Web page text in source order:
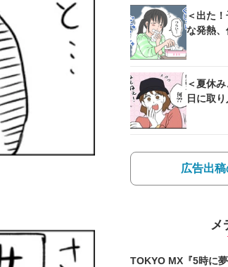
＜出た
な発熱
＜夏休
日に取
広告出
メ
TOKYO MX『5時に